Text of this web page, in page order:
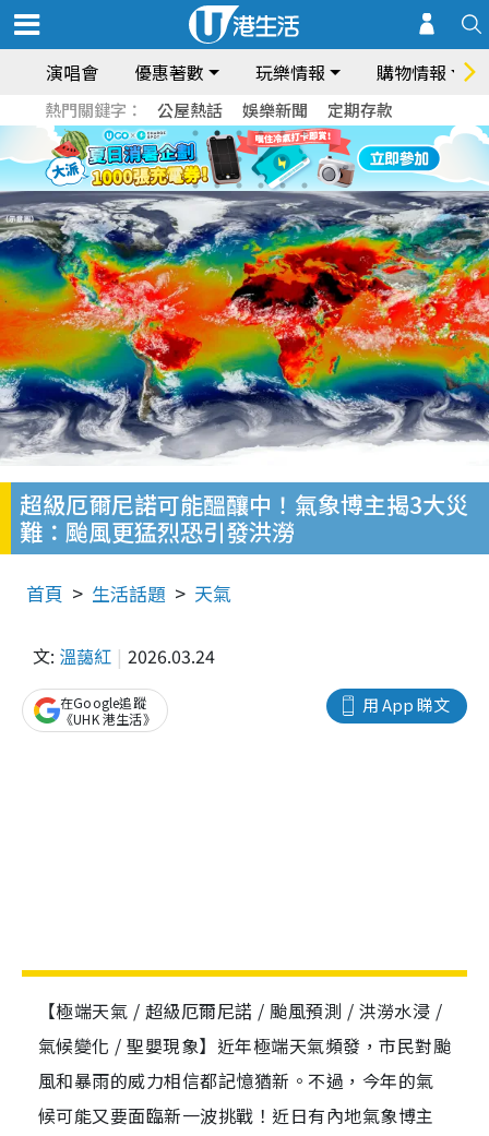
演唱會 優惠著數 玩樂情報 購物情報
熱門關鍵字： 公屋熱話 娛樂新聞 定期存款
超級厄爾尼諾可能醞釀中！氣象博主揭3大災
難：颱風更猛烈恐引發洪澇
首頁 生活話題 天氣
文: 溫藹紅 2026.03.24
用 App 睇文
在Google追蹤
《UHK 港生活》
【極端天氣 / 超級厄爾尼諾 / 颱風預測 / 洪澇水浸 /
氣候變化 / 聖嬰現象】近年極端天氣頻發，市民對颱
風和暴雨的威力相信都記憶猶新。不過，今年的氣
候可能又要面臨新一波挑戰！近日有內地氣象博主